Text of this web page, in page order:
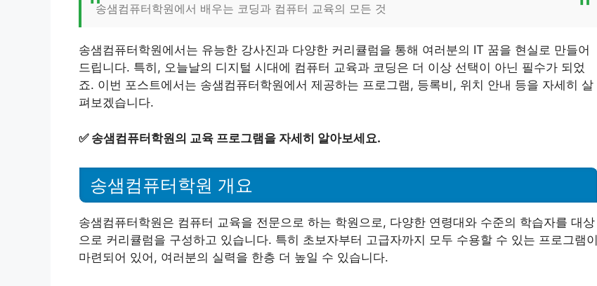
송샘컴퓨터학원에서 배우는 코딩과 컴퓨터 교육의 모든 것
송샘컴퓨터학원에서는 유능한 강사진과 다양한 커리큘럼을 통해 여러분의 IT 꿈을 현실로 만들어
드립니다. 특히, 오늘날의 디지털 시대에 컴퓨터 교육과 코딩은 더 이상 선택이 아닌 필수가 되었
죠. 이번 포스트에서는 송샘컴퓨터학원에서 제공하는 프로그램, 등록비, 위치 안내 등을 자세히 살
펴보겠습니다.
✅ 송샘컴퓨터학원의 교육 프로그램을 자세히 알아보세요.
송샘컴퓨터학원 개요
송샘컴퓨터학원은 컴퓨터 교육을 전문으로 하는 학원으로, 다양한 연령대와 수준의 학습자를 대상
으로 커리큘럼을 구성하고 있습니다. 특히 초보자부터 고급자까지 모두 수용할 수 있는 프로그램이
마련되어 있어, 여러분의 실력을 한층 더 높일 수 있습니다.